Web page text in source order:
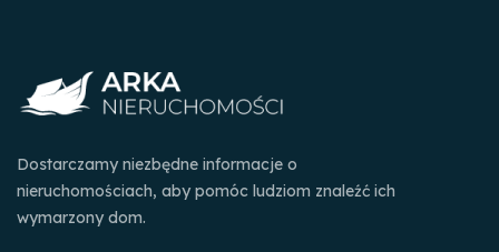
Dostarczamy niezbędne informacje o
nieruchomościach, aby pomóc ludziom znaleźć ich
wymarzony dom.